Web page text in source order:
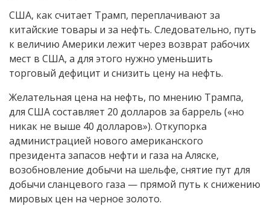
США, как считает Трамп, переплачивают за
китайские товары и за нефть. Следовательно, путь
к величию Америки лежит через возврат рабочих
мест в США, а для этого нужно уменьшить
торговый дефицит и снизить цену на нефть.
Желательная цена на нефть, по мнению Трампа,
для США составляет 20 долларов за баррель («но
никак не выше 40 долларов»). Откупорка
администрацией нового американского
президента запасов нефти и газа на Аляске,
возобновление добычи на шельфе, снятие пут для
добычи сланцевого газа — прямой путь к снижению
мировых цен на черное золото.